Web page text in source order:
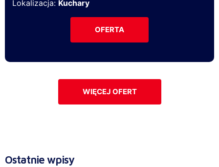
Lokalizacja: Kuchary
OFERTA
WIĘCEJ OFERT
Ostatnie wpisy